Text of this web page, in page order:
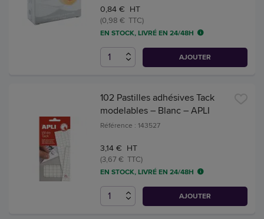
0,84 € HT
(0,98 € TTC)
EN STOCK, LIVRÉ EN 24/48H
AJOUTER
102 Pastilles adhésives Tack
modelables – Blanc – APLI
Référence : 143527
3,14 € HT
(3,67 € TTC)
EN STOCK, LIVRÉ EN 24/48H
AJOUTER